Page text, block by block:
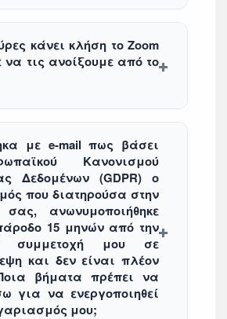
κάνει κλήση το Zoom
να τις ανοίξουμε από το
με e-mail πως βάσει
Κανονισμού
Δεδομένων (GDPR) ο
που διατηρούσα στην
ανωνυμοποιήθηκε
15 μηνών από την
συμμετοχή μου σε
και δεν είναι πλέον
βήματα πρέπει να
για να ενεργοποιηθεί
μου;